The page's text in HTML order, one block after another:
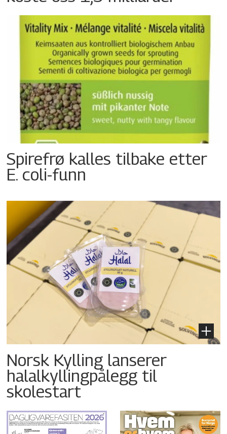
Spirefrø kalles tilbake etter
E. coli-funn
Norsk Kylling lanserer
halalkyllingpålegg til
skolestart